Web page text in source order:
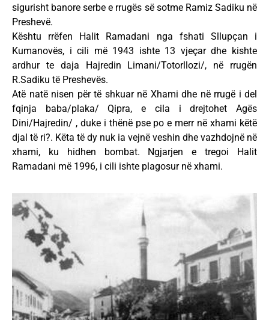
sigurisht banore serbe e rrugës së sotme Ramiz Sadiku në
Preshevë.
Kështu rrëfen Halit Ramadani nga fshati Sllupçan i
Kumanovës, i cili më 1943 ishte 13 vjeçar dhe kishte
ardhur te daja Hajredin Limani/Totorllozi/, në rrugën
R.Sadiku të Preshevës.
Atë natë nisen për të shkuar në Xhami dhe në rrugë i del
fqinja baba/plaka/ Qipra, e cila i drejtohet Agës
Dini/Hajredin/ , duke i thënë pse po e merr në xhami këtë
djal të ri?. Këta të dy nuk ia vejnë veshin dhe vazhdojnë në
xhami, ku hidhen bombat. Ngjarjen e tregoi Halit
Ramadani më 1996, i cili ishte plagosur në xhami.